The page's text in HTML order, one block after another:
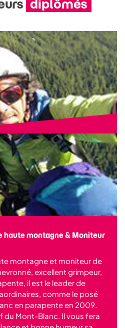
diplômés
haute montagne & Moniteur
montagne et moniteur de
excellent grimpeur,
il est le leader de
comme le posé
en parapente en 2009.
du Mont-Blanc. Il vous fera